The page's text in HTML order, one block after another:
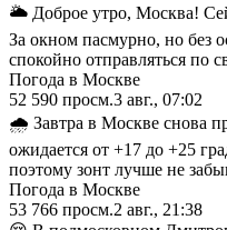
🌥 Доброе утро, Москва!
За окном пасмурно, но без
спокойно отправляться по
Погода в Москве
52 590 просм.3 авг., 07:02
🌧️ Завтра в Москве снова
ожидается от +17 до +25
поэтому зонт лучше не
Погода в Москве
53 766 просм.2 авг., 21:38